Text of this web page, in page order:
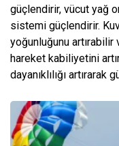
güçlendirir, vücut yağ
sistemi güçlendirir.
yoğunluğunu
hareket kabiliyetini
dayanıklılığı artırarak